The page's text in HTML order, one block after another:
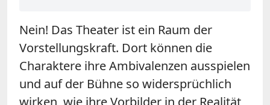
Nein! Das Theater ist ein Raum der
Vorstellungskraft. Dort können die
Charaktere ihre Ambivalenzen ausspielen
und auf der Bühne so widersprüchlich
wirken, wie ihre Vorbilder in der Realität